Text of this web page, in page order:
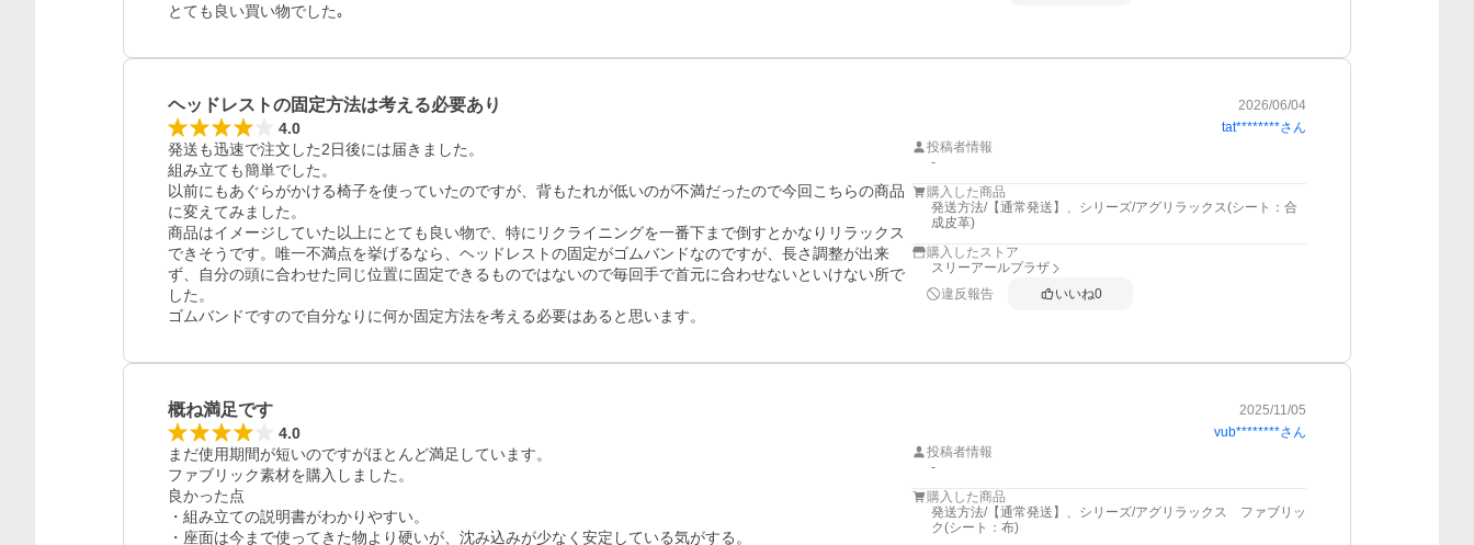
とても良い買い物でした｡
ヘッドレストの固定方法は考える必要あり 2026/06/04
4.0 tat********さん
発送も迅速で注文した2日後には届きました。
組み立ても簡単でした。
以前にもあぐらがかける椅子を使っていたのですが、背もたれが低いのが不満だったので今回こちらの商品
に変えてみました。
商品はイメージしていた以上にとても良い物で、特にリクライニングを一番下まで倒すとかなりリラックス
できそうです。唯一不満点を挙げるなら、ヘッドレストの固定がゴムバンドなのですが、長さ調整が出来
ず、自分の頭に合わせた同じ位置に固定できるものではないので毎回手で首元に合わせないといけない所で
した。
ゴムバンドですので自分なりに何か固定方法を考える必要はあると思います。
投稿者情報
-
購入した商品
発送方法/【通常発送】、シリーズ/アグリラックス(シート：合
成皮革)
購入したストア
スリーアールプラザ
違反報告
いいね0
概ね満足です 2025/11/05
4.0 vub********さん
まだ使用期間が短いのですがほとんど満足しています。
ファブリック素材を購入しました。
良かった点
・組み立ての説明書がわかりやすい。
・座面は今まで使ってきた物より硬いが、沈み込みが少なく安定している気がする。
投稿者情報
-
購入した商品
発送方法/【通常発送】、シリーズ/アグリラックス ファブリッ
ク(シート：布)